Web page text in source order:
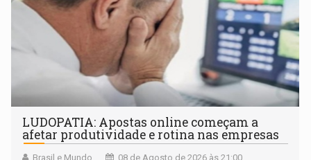
LUDOPATIA: Apostas online começam a
afetar produtividade e rotina nas empresas
Brasil e Mundo 08 de Agosto de 2026 às 21:00